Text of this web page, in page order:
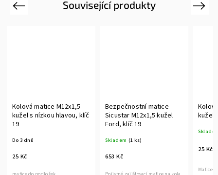
Související produkty
Previous
Kolová matice M12x1,5
kužel s nízkou hlavou, klíč
19
Do 3 dnů
25 Kč
Bezpečnostní matice
Sicustar M12x1,5 kužel
Ford, klíč 19
Skladem (1 ks)
653 Kč
kužel
25 Kč
Matice
Next